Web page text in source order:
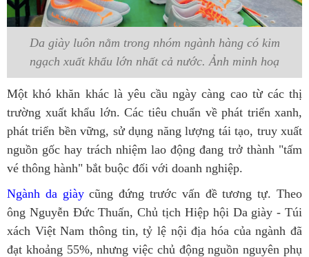
Da giày luôn nằm trong nhóm ngành hàng có kim
ngạch xuất khẩu lớn nhất cả nước. Ảnh minh hoạ
Một khó khăn khác là yêu cầu ngày càng cao từ các thị
trường xuất khẩu lớn. Các tiêu chuẩn về phát triển xanh,
phát triển bền vững, sử dụng năng lượng tái tạo, truy xuất
nguồn gốc hay trách nhiệm lao động đang trở thành "tấm
vé thông hành" bắt buộc đối với doanh nghiệp.
Ngành da giàycũng đứng trước vấn đề tương tự. Theo
ông Nguyễn Đức Thuấn, Chủ tịch Hiệp hội Da giày - Túi
xách Việt Nam thông tin, tỷ lệ nội địa hóa của ngành đã
đạt khoảng 55%, nhưng việc chủ động nguồn nguyên phụ